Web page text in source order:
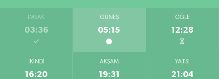
İMSAK
03:36
GÜNEŞ
05:15
ÖĞLE
12:28
İKINDI
16:20
AKŞAM
19:31
YATSI
21:04